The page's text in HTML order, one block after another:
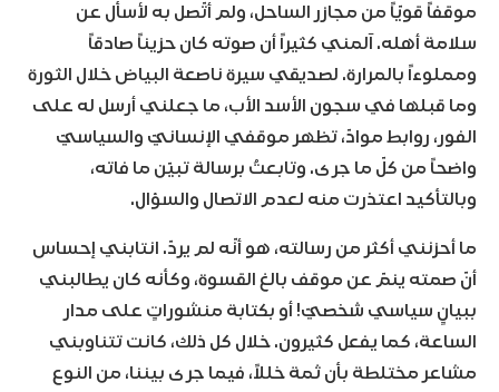
موقفاً قويّاً من مجازر الساحل، ولم أتّصل به لأسأل عن
سلامة أهله. آلمني كثيراً أن صوته كان حزيناً صادقاً
ومملوءاً بالمرارة. لصديقي سيرة ناصعة البياض خلال الثورة
وما قبلها في سجون الأسد الأب، ما جعلني أرسل له على
الفور، روابط موادّ، تظهر موقفي الإنسانيّ والسياسيّ
واضحاً من كلّ ما جرى. وتابعتُ برسالة تبيّن ما فاته،
وبالتأكيد اعتذرت منه لعدم الاتصال والسؤال.
ما أحزنني أكثر من رسالته، هو أنّه لم يردّ. انتابني إحساس
أنّ صمته ينمّ عن موقف بالغ القسوة، وكأنه كان يطالبني
ببيانٍ سياسي شخصيّ! أو بكتابة منشوراتٍ على مدار
الساعة، كما يفعل كثيرون. خلال كل ذلك، كانت تتناوبني
مشاعر مختلطة بأن ثمة خللاً، فيما جرى بيننا، من النوع